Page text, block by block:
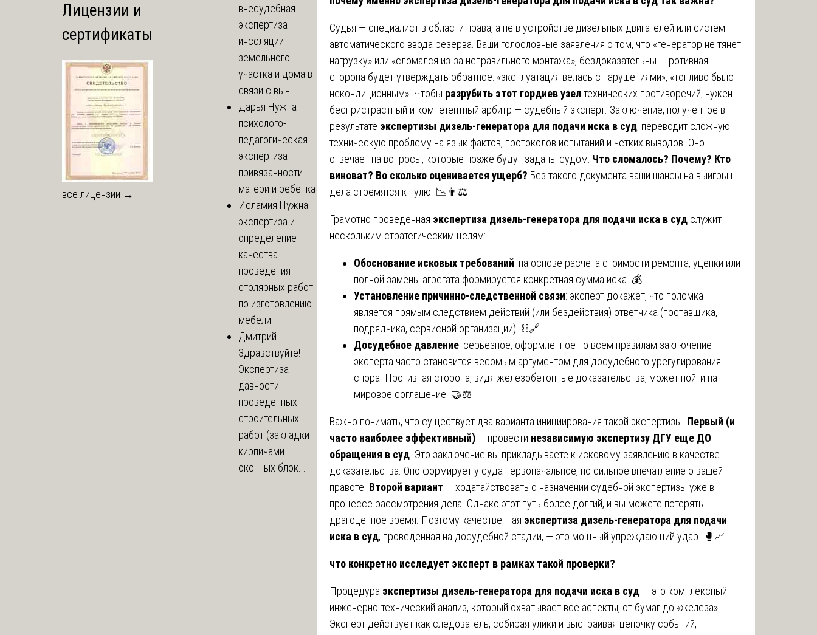
Судья — специалист в области права, а не в устройстве дизельных двигателей или систем
автоматического ввода резерва. Ваши голословные заявления о том, что «генератор не тянет
нагрузку» или «сломался из-за неправильного монтажа», бездоказательны. Противная
сторона будет утверждать обратное: «эксплуатация велась с нарушениями», «топливо было
некондиционным». Чтобы разрубить этот гордиев узелтехнических противоречий, нужен
беспристрастный и компетентный арбитр — судебный эксперт. Заключение, полученное в
результате экспертизы дизель-генератора для подачи иска в суд, переводит сложную
техническую проблему на язык фактов, протоколов испытаний и четких выводов. Оно
отвечает на вопросы, которые позже будут заданы судом: Что сломалось? Почему? Кто
виноват? Во сколько оценивается ущерб? Без такого документа ваши шансы на выигрыш
дела стремятся к нулю. 📉👨⚖️
Грамотно проведенная экспертиза дизель-генератора для подачи иска в суд служит
нескольким стратегическим целям:
Обоснование исковых требований: на основе расчета стоимости ремонта, уценки или
полной замены агрегата формируется конкретная сумма иска. 💰
Установление причинно-следственной связи: эксперт докажет, что поломка
является прямым следствием действий (или бездействия) ответчика (поставщика,
подрядчика, сервисной организации). ⛓️🔗
Досудебное давление: серьезное, оформленное по всем правилам заключение
эксперта часто становится весомым аргументом для досудебного урегулирования
спора. Противная сторона, видя железобетонные доказательства, может пойти на
мировое соглашение. 🤝⚖️
Важно понимать, что существует два варианта инициирования такой экспертизы. Первый (и
часто наиболее эффективный) — провести независимую экспертизу ДГУ еще ДО
обращения в суд . Это заключение вы прикладываете к исковому заявлению в качестве
доказательства. Оно формирует у суда первоначальное, но сильное впечатление о вашей
правоте. Второй вариант — ходатайствовать о назначении судебной экспертизы уже в
процессе рассмотрения дела. Однако этот путь более долгий, и вы можете потерять
драгоценное время. Поэтому качественная экспертиза дизель-генератора для подачи
иска в суд, проведенная на досудебной стадии, — это мощный упреждающий удар. 🥊📈
что конкретно исследует эксперт в рамках такой проверки?
Процедура экспертизы дизель-генератора для подачи иска в суд — это комплексный
инженерно-технический анализ, который охватывает все аспекты, от бумаг до «железа».
Эксперт действует как следователь, собирая улики и выстраивая цепочку событий,
Лицензии и
сертификаты
все лицензии →
внесудебная
экспертиза
инсоляции
земельного
участка и дома в
связи с вын...
Дарья Нужна
психолого-
педагогическая
экспертиза
привязанности
матери и ребенка
Исламия Нужна
экспертиза и
определение
качества
проведения
столярных работ
по изготовлению
мебели
Дмитрий
Здравствуйте!
Экспертиза
давности
проведенных
строительных
работ (закладки
кирпичами
оконных блок...